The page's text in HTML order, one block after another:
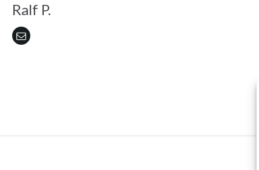
Ralf P.